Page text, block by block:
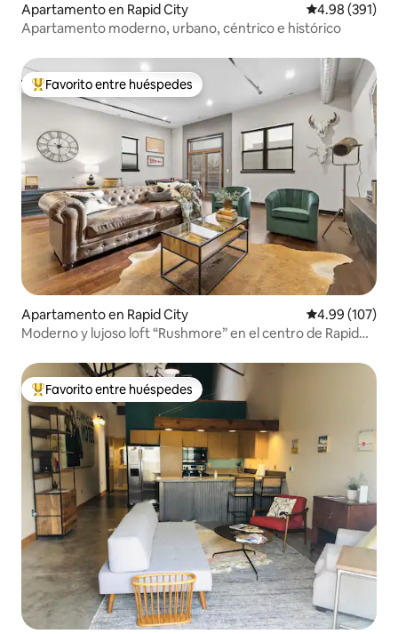
Apartamento en Rapid City Calificación
4.98 (391)
Apartamento moderno, urbano, céntrico e histórico
Favorito entre huéspedes preferido
Favorito entre huéspedes
Apartamento en Rapid City Calificación
4.99 (107)
Moderno y lujoso loft “Rushmore” en el centro de Rapid
Favorito entre huéspedes preferido
Favorito entre huéspedes